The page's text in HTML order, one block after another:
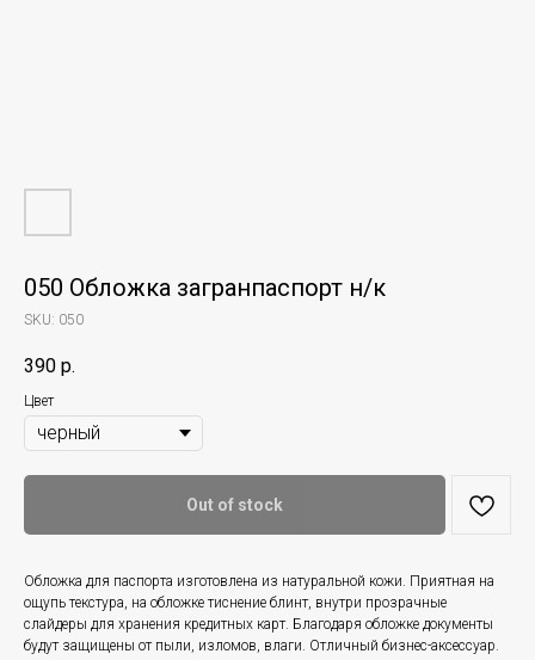
050 Обложка загранпаспорт н/к
SKU: 050
390 р.
Цвет
Out of stock
Обложка для паспорта изготовлена из натуральной кожи. Приятная на
ощупь текстура, на обложке тиснение блинт, внутри прозрачные
слайдеры для хранения кредитных карт. Благодаря обложке документы
будут защищены от пыли, изломов, влаги. Отличный бизнес-аксессуар.